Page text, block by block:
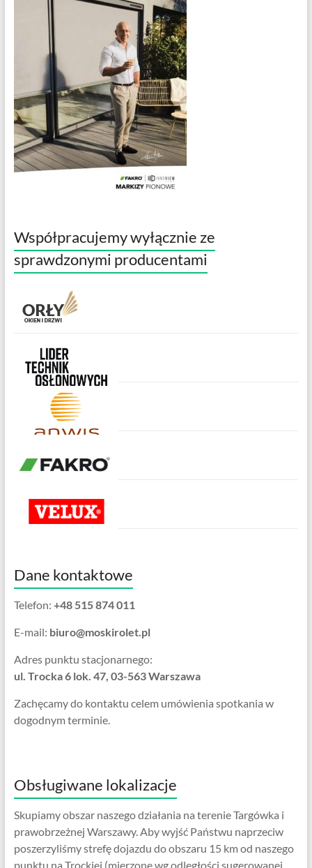
Współpracujemy wyłącznie ze
sprawdzonymi producentami
Dane kontaktowe
Telefon: +48 515 874 011
E-mail: biuro@moskirolet.pl
Adres punktu stacjonarnego:
ul. Trocka 6 lok. 47, 03-563 Warszawa
Zachęcamy do kontaktu celem umówienia spotkania w
dogodnym terminie.
Obsługiwane lokalizacje
Skupiamy obszar naszego działania na terenie Targówka i
prawobrzeżnej Warszawy. Aby wyjść Państwu naprzeciw
poszerzyliśmy strefę dojazdu do obszaru 15 km od naszego
punktu na Trockiej (mierzone wg odległości sugerowanej